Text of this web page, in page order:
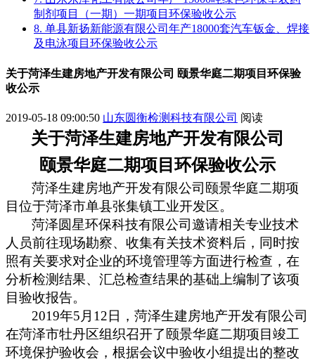
制剂项目（一期）一期项目环保验收公示
8. 单县新扬新能源有限公司年产18000套汽车钣金、焊接
及电泳项目环保验收公示
关于菏泽生建房地产开发有限公司 颐景华庭二期项目环保验
收公示
2019-05-18 09:00:50 山东圆衡检测科技有限公司 阅读
关于菏泽生建房地产开发有限公司
颐景华庭二期项目环保验收公示
菏泽生建房地产开发有限公司颐景华庭二期项
目 位于菏泽市单县张集镇工业开发区。
菏泽圆星环保科技有限公司邀请相关专业技术
人员前往现场勘察、收集有关技术资料后，同时按
照有关要求对企业的环境管理等方面进行检查，在
分析检测结果、汇总检查结果的基础上编制了该项
目验收报告。
2019年5 月 12 日，菏泽生建房地产开发有限公司
在菏泽市牡丹区组织召开了 颐景华庭二期项目 竣工
环境保护验收会，根据会议中验收小组提出的整改